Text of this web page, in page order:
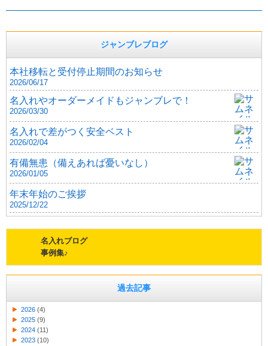
ジャンブレブログ
本社移転と受付停止期間のお知らせ
2026/06/17
名入れやオーダーメイドもジャンブレで！
2026/03/30
名入れで差がつく安全ベスト
2026/02/04
有備無患（備えあれば憂いなし）
2026/01/05
年末年始のご挨拶
2025/12/22
名入れブログ
事例集♪
過去記事
2026 (4)
2025 (9)
2024 (11)
2023 (10)